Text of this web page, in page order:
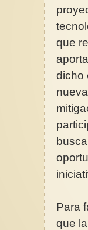
que
dicho
Para
que
El
Bend
A
falta